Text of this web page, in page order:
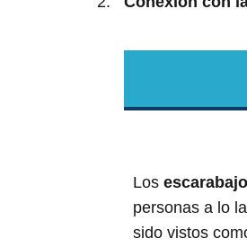
Los
personas a lo
sido vistos